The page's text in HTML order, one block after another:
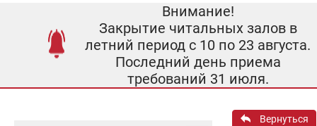
Внимание!
Закрытие читальных залов в
летний период с 10 по 23 августа.
Последний день приема
требований 31 июля.
Вернуться